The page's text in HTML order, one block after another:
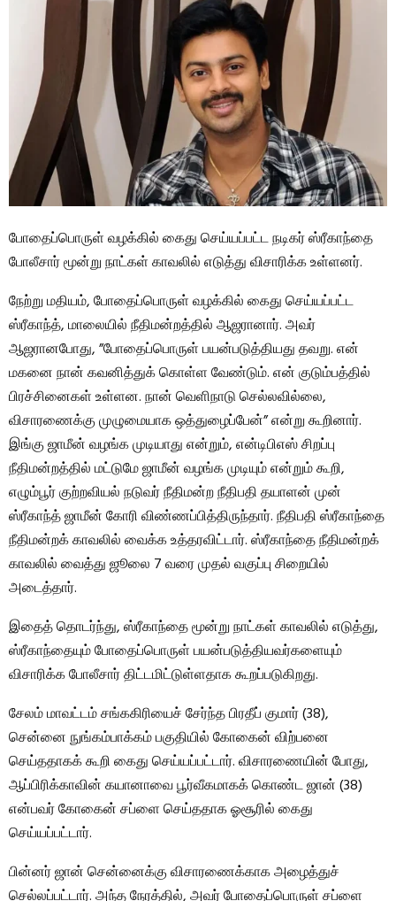
போதைப்பொருள் வழக்கில் கைது செய்யப்பட்ட நடிகர் ஸ்ரீகாந்தை
போலீசார் மூன்று நாட்கள் காவலில் எடுத்து விசாரிக்க உள்ளனர்.
நேற்று மதியம், போதைப்பொருள் வழக்கில் கைது செய்யப்பட்ட
ஸ்ரீகாந்த், மாலையில் நீதிமன்றத்தில் ஆஜரானார். அவர்
ஆஜரானபோது, ​​”போதைப்பொருள் பயன்படுத்தியது தவறு. என்
மகனை நான் கவனித்துக் கொள்ள வேண்டும். என் குடும்பத்தில்
பிரச்சினைகள் உள்ளன. நான் வெளிநாடு செல்லவில்லை,
விசாரணைக்கு முழுமையாக ஒத்துழைப்பேன்” என்று கூறினார்.
இங்கு ஜாமீன் வழங்க முடியாது என்றும், என்டிபிஎஸ் சிறப்பு
நீதிமன்றத்தில் மட்டுமே ஜாமீன் வழங்க முடியும் என்றும் கூறி,
எழும்பூர் குற்றவியல் நடுவர் நீதிமன்ற நீதிபதி தயாளன் முன்
ஸ்ரீகாந்த் ஜாமீன் கோரி விண்ணப்பித்திருந்தார். நீதிபதி ஸ்ரீகாந்தை
நீதிமன்றக் காவலில் வைக்க உத்தரவிட்டார். ஸ்ரீகாந்தை நீதிமன்றக்
காவலில் வைத்து ஜூலை 7 வரை முதல் வகுப்பு சிறையில்
அடைத்தார்.
இதைத் தொடர்ந்து, ஸ்ரீகாந்தை மூன்று நாட்கள் காவலில் எடுத்து,
ஸ்ரீகாந்தையும் போதைப்பொருள் பயன்படுத்தியவர்களையும்
விசாரிக்க போலீசார் திட்டமிட்டுள்ளதாக கூறப்படுகிறது.
சேலம் மாவட்டம் சங்ககிரியைச் சேர்ந்த பிரதீப் குமார் (38),
சென்னை நுங்கம்பாக்கம் பகுதியில் கோகைன் விற்பனை
செய்ததாகக் கூறி கைது செய்யப்பட்டார். விசாரணையின் போது, ​​
ஆப்பிரிக்காவின் கயானாவை பூர்வீகமாகக் கொண்ட ஜான் (38)
என்பவர் கோகைன் சப்ளை செய்ததாக ஓசூரில் கைது
செய்யப்பட்டார்.
பின்னர் ஜான் சென்னைக்கு விசாரணைக்காக அழைத்துச்